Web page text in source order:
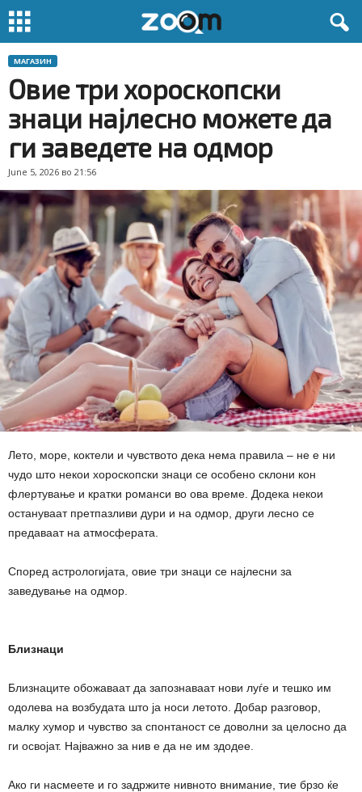
МАГАЗИН
Овие три хороскопски
знаци најлесно можете да
ги заведете на одмор
June 5, 2026 во 21:56
Лето, море, коктели и чувството дека нема правила – не е ни
чудо што некои хороскопски знаци се особено склони кон
флертување и кратки романси во ова време. Додека некои
остануваат претпазливи дури и на одмор, други лесно се
предаваат на атмосферата.
Според астрологијата, овие три знаци се најлесни за
заведување на одмор.
Близнаци
Близнаците обожаваат да запознаваат нови луѓе и тешко им
одолева на возбудата што ја носи летото. Добар разговор,
малку хумор и чувство за спонтаност се доволни за целосно да
ги освојат. Најважно за нив е да не им здодее.
Ако ги насмеете и го задржите нивното внимание, тие брзо ќе